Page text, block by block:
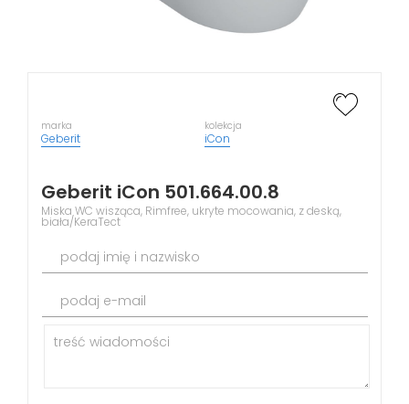
marka
Geberit
kolekcja
iCon
Geberit iCon 501.664.00.8
Miska WC wisząca, Rimfree, ukryte mocowania, z deską,
biała/KeraTect
podaj imię i nazwisko
podaj e-mail